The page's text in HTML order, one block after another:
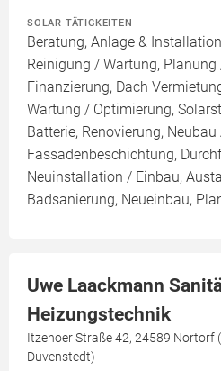
SOLAR TÄTIGKEITEN
Beratung, Anlage &
Reinigung / Wartung, Planung
Finanzierung, Dach
Wartung / Optimierung,
Batterie, Renovierung,
Fassadenbeschichtung,
Neuinstallation / Einbau,
Badsanierung, Neueinbau,
Uwe Laackmann
Heizungstechnik
Itzehoer Straße 42, 24589 Nortorf
Duvenstedt)